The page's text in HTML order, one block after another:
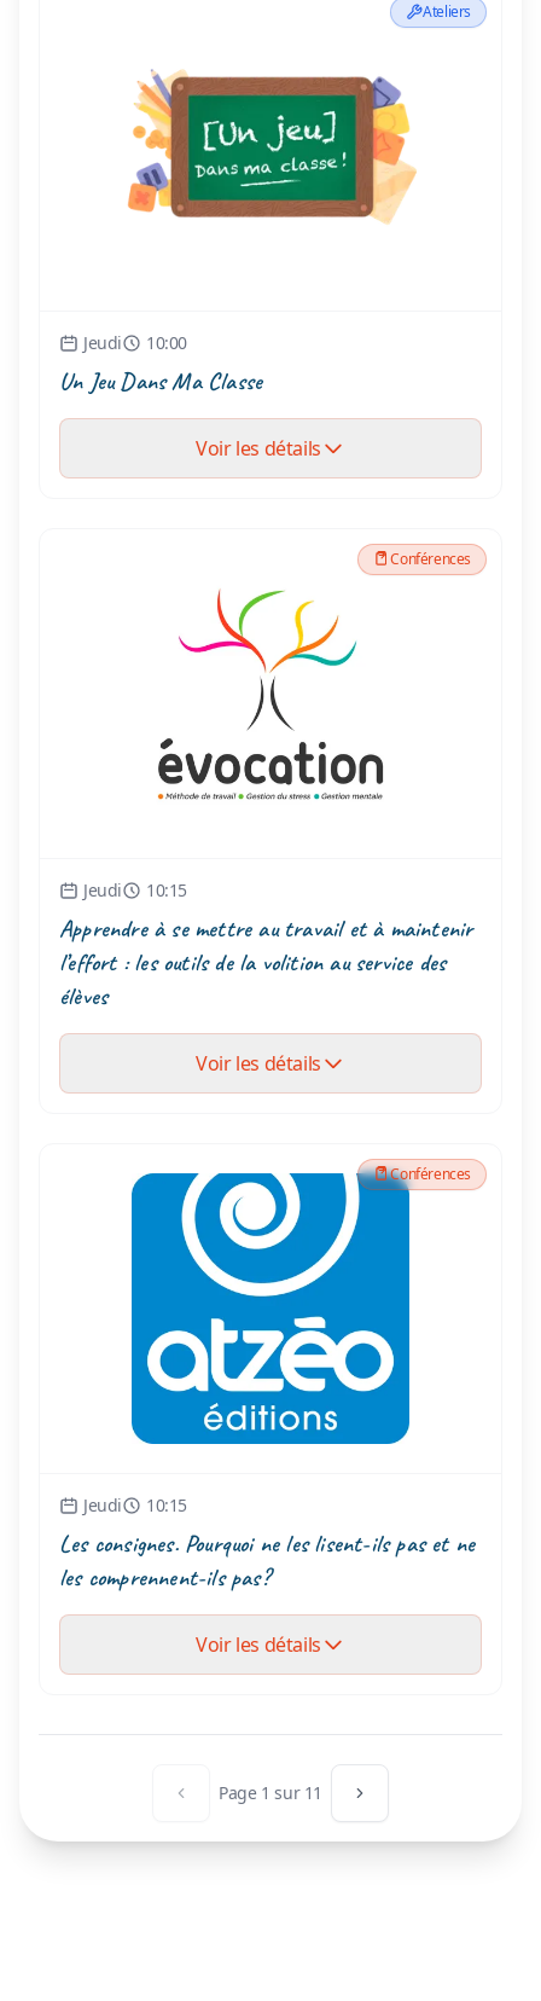
Ateliers
Jeudi 10:00
Un Jeu Dans Ma Classe
Voir les détails
Conférences
Jeudi 10:15
Apprendre à se mettre au travail et à maintenir
l’effort : les outils de la volition au service des
élèves
Voir les détails
Conférences
Jeudi 10:15
Les consignes. Pourquoi ne les lisent-ils pas et ne
les comprennent-ils pas?
Voir les détails
Page précédente
Page 1 sur 11 Page suivante